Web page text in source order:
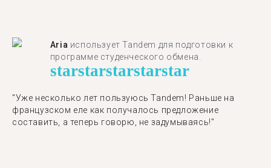
Aria использует Tandem для подготовки к
программе студенческого обмена.
starstarstarstarstar
"​​Уже несколько лет пользуюсь Tandem! Раньше на
французском еле как получалось предложение
составить, а теперь говорю, не задумываясь!"